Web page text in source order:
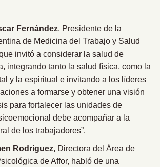
Fernández, Presidente de la
de Medicina del Trabajo y Salud
invitó a considerar la salud de
integrando tanto la salud física, como la
y la espiritual e invitando a los líderes
a formarse y obtener una visión
para fortalecer las unidades de
debe acompañar a la
de los trabajadores”.
Rodriguez, Directora del Área de
de Affor, habló de una